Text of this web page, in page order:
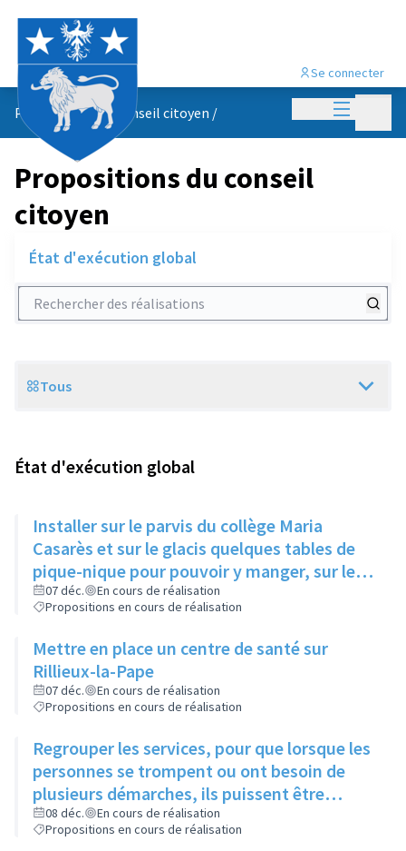
Menu
Se connecter
Propositions du conseil citoyen /
Propositions du conseil
citoyen
État d'exécution global
Rechercher des réalisations
Scope
Tous
État d'exécution global
Installer sur le parvis du collège Maria
Casarès et sur le glacis quelques tables de
pique-nique pour pouvoir y manger, sur le
temps du midi
07 déc.
En cours de réalisation
Propositions en cours de réalisation
Mettre en place un centre de santé sur
Rillieux-la-Pape
07 déc.
En cours de réalisation
Propositions en cours de réalisation
Regrouper les services, pour que lorsque les
personnes se trompent ou ont besoin de
plusieurs démarches, ils puissent être
réorienter et rediriger rapidement via cette
proximité
08 déc.
En cours de réalisation
Propositions en cours de réalisation